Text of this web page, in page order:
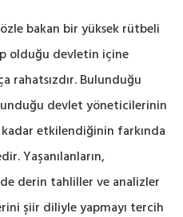
bakan bir yüksek rütbeli
‎olduğu devletin içine
rahatsızdır. Bulunduğu
devlet yöneticilerinin
etkilendiğinin ‎farkında
Yaşanılanların,
derin ‎tahliller ve analizler
şiir diliyle yapmayı tercih